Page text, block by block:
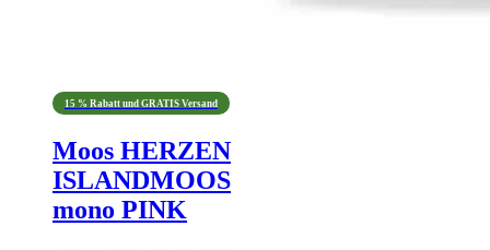
15 % Rabatt und GRATIS Versand
Moos HERZEN
ISLANDMOOS
mono PINK